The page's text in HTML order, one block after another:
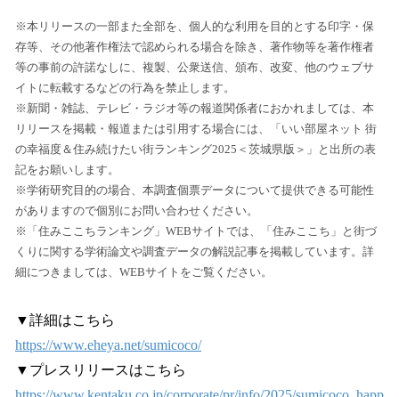
※本リリースの一部また全部を、個人的な利用を目的とする印字・保
存等、その他著作権法で認められる場合を除き、著作物等を著作権者
等の事前の許諾なしに、複製、公衆送信、頒布、改変、他のウェブサ
イトに転載するなどの行為を禁止します。
※新聞・雑誌、テレビ・ラジオ等の報道関係者におかれましては、本
リリースを掲載・報道または引用する場合には、「いい部屋ネット 街
の幸福度＆住み続けたい街ランキング2025＜茨城県版＞」と出所の表
記をお願いします。
※学術研究目的の場合、本調査個票データについて提供できる可能性
がありますので個別にお問い合わせください。
※「住みここちランキング」WEBサイトでは、「住みここち」と街づ
くりに関する学術論文や調査データの解説記事を掲載しています。詳
細につきましては、WEBサイトをご覧ください。
▼詳細はこちら
https://www.eheya.net/sumicoco/
▼プレスリリースはこちら